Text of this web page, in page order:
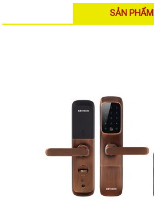
Camera IP KBVISION
Camera IP HIKVISION
Đầu ghi IP HIKVISION
Đầu ghi IP HDParagon
Đầu ghi IP Dahua
Đầu ghi IP Visionhitech
SẢN PHẨM